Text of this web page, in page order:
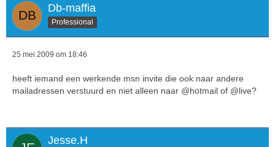
Db-maffia
Professional
25 mei 2009 om 18:46
heeft iemand een werkende msn invite die ook naar andere
mailadressen verstuurd en niet alleen naar @hotmail of @live?
Jesse.H